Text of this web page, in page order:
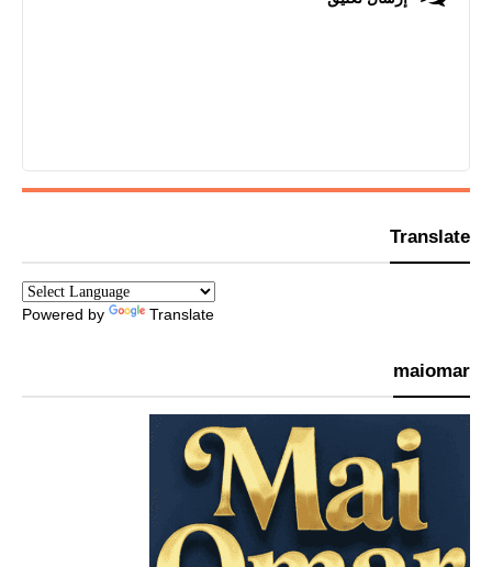
Translate
Powered by Translate
maiomar